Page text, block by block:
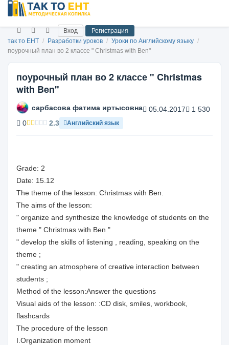
Вход
Регистрация
так то ЕНТ / Разработки уроков / Уроки по Английскому языку /
поурочный план во 2 классе " Christmas with Ben"
поурочный план во 2 классе " Christmas
with Ben"
сарбасова фатима иртысовна 05.04.2017
1 530
0
2.3 Английский язык
Grade: 2
Date: 15.12
The theme of the lesson: Christmas with Ben.
The aims of the lesson:
" organize and synthesize the knowledge of students on the
theme " Christmas with Ben "
" develop the skills of listening , reading, speaking on the
theme ;
" creating an atmosphere of creative interaction between
students ;
Method of the lesson:Answer the questions
Visual aids of the lesson: :CD disk, smiles, workbook,
flashcards
The procedure of the lesson
I.Organization moment